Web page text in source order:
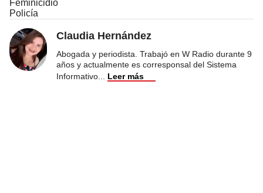
Feminicidio
Policía
Claudia Hernández
Abogada y periodista. Trabajó en W Radio durante 9
años y actualmente es corresponsal del Sistema
Informativo
Leer más